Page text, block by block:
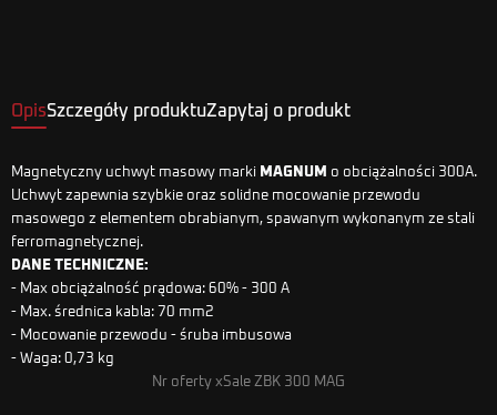
OpisSzczegóły produktuZapytaj o produkt
Magnetyczny uchwyt masowy marki MAGNUM o obciążalności 300A.
Uchwyt zapewnia szybkie oraz solidne mocowanie przewodu
masowego z elementem obrabianym, spawanym wykonanym ze stali
ferromagnetycznej.
DANE TECHNICZNE:
- Max obciążalność prądowa: 60% - 300 A
- Max. średnica kabla: 70 mm2
- Mocowanie przewodu - śruba imbusowa
- Waga: 0,73 kg
Nr oferty xSale ZBK 300 MAG